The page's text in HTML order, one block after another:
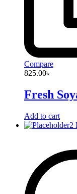
Compare
825.00৳
Fresh
Add to cart
2